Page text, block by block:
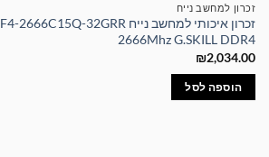
זכרון למחשב נייח
זכרון איכותי למחשב נייח F4-2666C15Q-32GRR
2666Mhz G.SKILL DDR4
₪2,034.00
הוספה לסל